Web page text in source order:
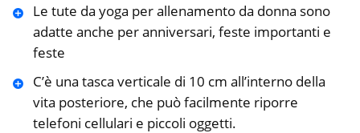
Le tute da yoga per allenamento da donna sono
adatte anche per anniversari, feste importanti e
feste
C’è una tasca verticale di 10 cm all’interno della
vita posteriore, che può facilmente riporre
telefoni cellulari e piccoli oggetti.